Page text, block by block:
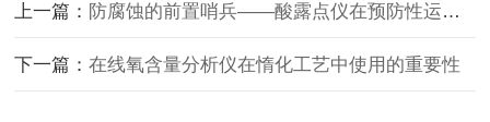
上一篇： 防腐蚀的前置哨兵——酸露点仪在预防性运维中的应用
下一篇：在线氧含量分析仪在惰化工艺中使用的重要性